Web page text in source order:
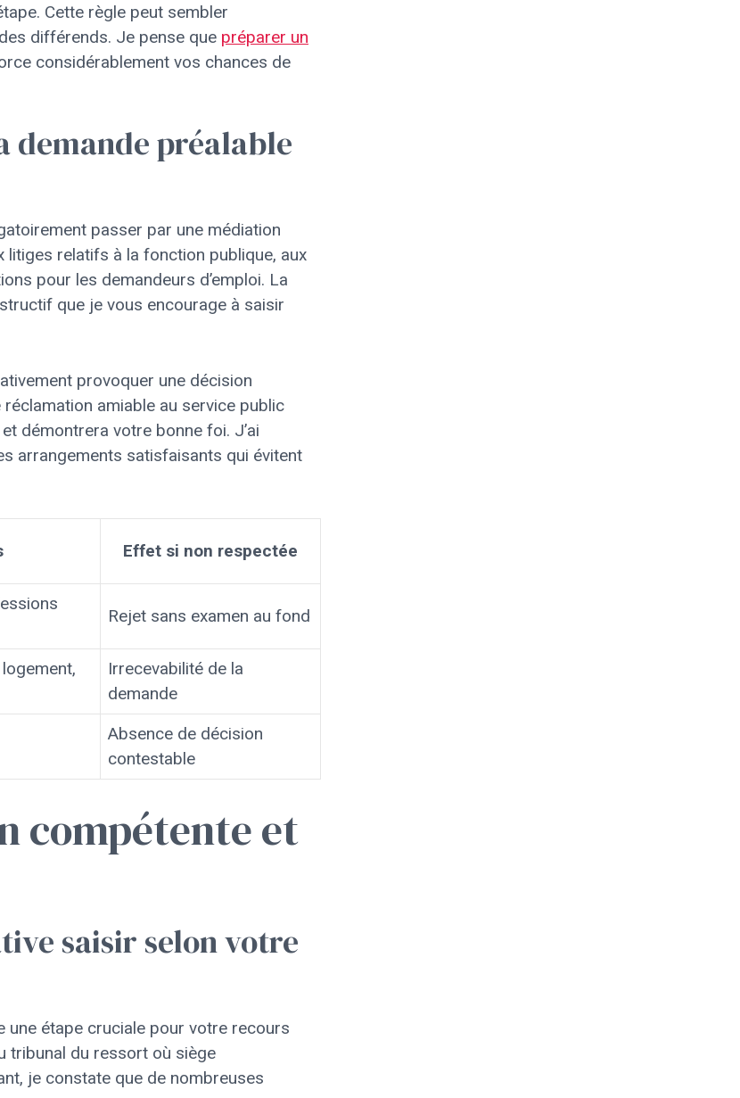
Cette règle peut sembler
différends. Je pense que préparer un
considérablement vos chances de
demande préalable
passer par une médiation
litiges relatifs à la fonction publique, aux
pour les demandeurs d’emploi. La
que je vous encourage à saisir
provoquer une décision
amiable au service public
démontrera votre bonne foi. J’ai
arrangements satisfaisants qui évitent
Effet si non respectée
Rejet sans examen au fond
Irrecevabilité de la
demande
Absence de décision
contestable
compétente et
saisir selon votre
étape cruciale pour votre recours
tribunal du ressort où siège
je constate que de nombreuses